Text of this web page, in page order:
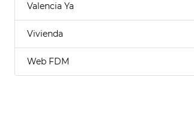
Valencia Ya
Vivienda
Web FDM